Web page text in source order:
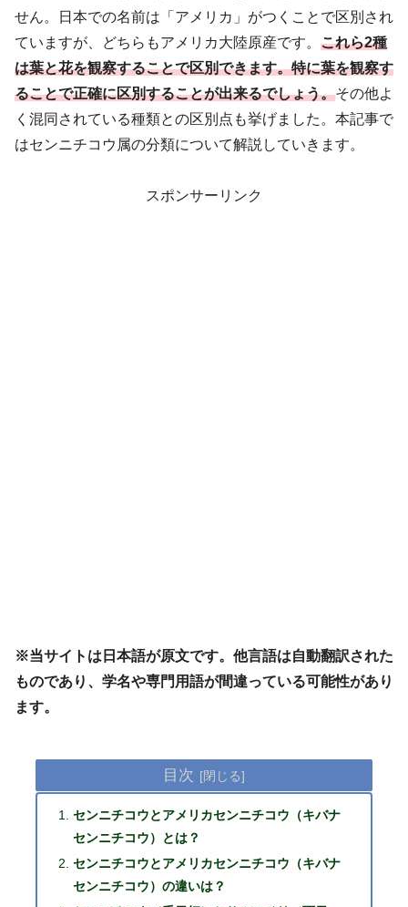
せん。日本での名前は「アメリカ」がつくことで区別され
ていますが、どちらもアメリカ大陸原産です。 これら2種
は葉と花を観察することで区別できます。特に葉を観察す
ることで正確に区別することが出来るでしょう。その他よ
く混同されている種類との区別点も挙げました。本記事で
はセンニチコウ属の分類について解説していきます。
スポンサーリンク
※当サイトは日本語が原文です。他言語は自動翻訳された
ものであり、学名や専門用語が間違っている可能性があり
ます。
目次
センニチコウとアメリカセンニチコウ（キバナ
センニチコウ）とは？
センニチコウとアメリカセンニチコウ（キバナ
センニチコウ）の違いは？